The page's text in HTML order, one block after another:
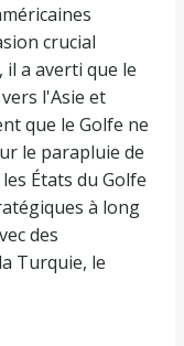
crucial
il a averti que le
l'Asie et
que le Golfe ne
le parapluie de
États du Golfe
à long
des
Turquie, le